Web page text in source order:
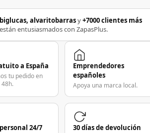
biglucas, alvaritobarrasy+7000 clientes más
están entusiasmados con ZapasPlus.
a España
tu pedido en
Emprendedores
españoles
Apoya una marca local.
24/7 30 días de devolución